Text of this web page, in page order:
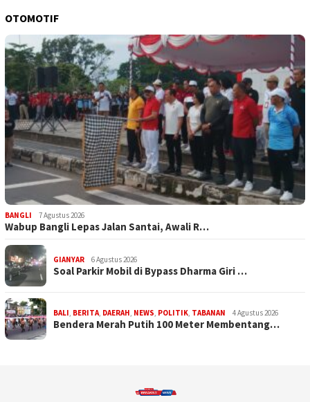
OTOMOTIF
BANGLI 7 Agustus 2026
Wabup Bangli Lepas Jalan Santai, Awali R…
GIANYAR 6 Agustus 2026
Soal Parkir Mobil di Bypass Dharma Giri …
BALI, BERITA, DAERAH, NEWS, POLITIK, TABANAN 4 Agustus 2026
Bendera Merah Putih 100 Meter Membentang…